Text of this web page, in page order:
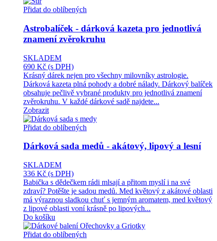
Přidat do oblíbených
Astrobalíček - dárková kazeta pro jednotlivá
znamení zvěrokruhu
SKLADEM
690 Kč (s DPH)
Krásný dárek nejen pro všechny milovníky astrologie.
Dárková kazeta plná pohody a dobré nálady. Dárkový balíček
obsahuje pečlivě vybrané produkty pro jednotlivá znamení
zvěrokruhu. V každé dárkové sadě najdete...
Zobrazit
Přidat do oblíbených
Dárková sada medů - akátový, lipový a lesní
SKLADEM
336 Kč (s DPH)
Babička s dědečkem rádi mlsají a přitom myslí i na své
zdraví? Potěšte je sadou medů. Med květový z akátové oblasti
má výraznou sladkou chuť s jemným aromatem, med květový
z lipové oblasti voní krásně po lipových...
Do košíku
Přidat do oblíbených